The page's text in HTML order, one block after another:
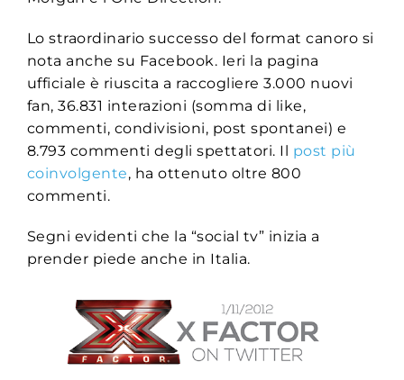
Lo straordinario successo del format canoro si
nota anche su Facebook. Ieri la pagina
ufficiale è riuscita a raccogliere 3.000 nuovi
fan, 36.831 interazioni (somma di like,
commenti, condivisioni, post spontanei) e
8.793 commenti degli spettatori. Il post più
coinvolgente, ha ottenuto oltre 800
commenti.
Segni evidenti che la “social tv” inizia a
prender piede anche in Italia.